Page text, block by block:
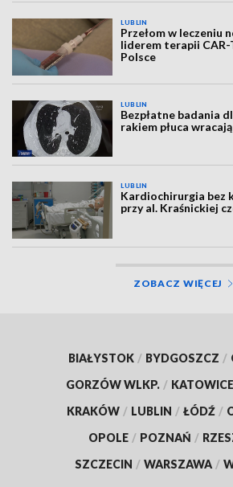
LUBLIN
Przełom w leczeniu
liderem terapii
Polsce
LUBLIN
Bezpłatne badania
rakiem płuca
LUBLIN
Kardiochirurgia bez
przy al. Kraśnickiej
ZOBACZ WIĘCEJ
BIAŁYSTOK / BYDGOSZCZ /
GORZÓW WLKP. / KATOWICE
KRAKÓW / LUBLIN / ŁÓDŹ /
OPOLE / POZNAŃ /
SZCZECIN / WARSZAWA /